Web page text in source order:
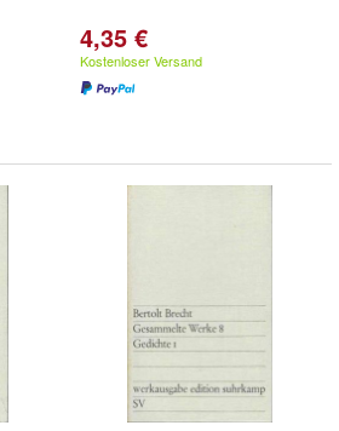
4,35 €
Kostenloser Versand